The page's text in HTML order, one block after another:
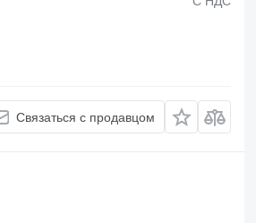
Связаться с продавцом